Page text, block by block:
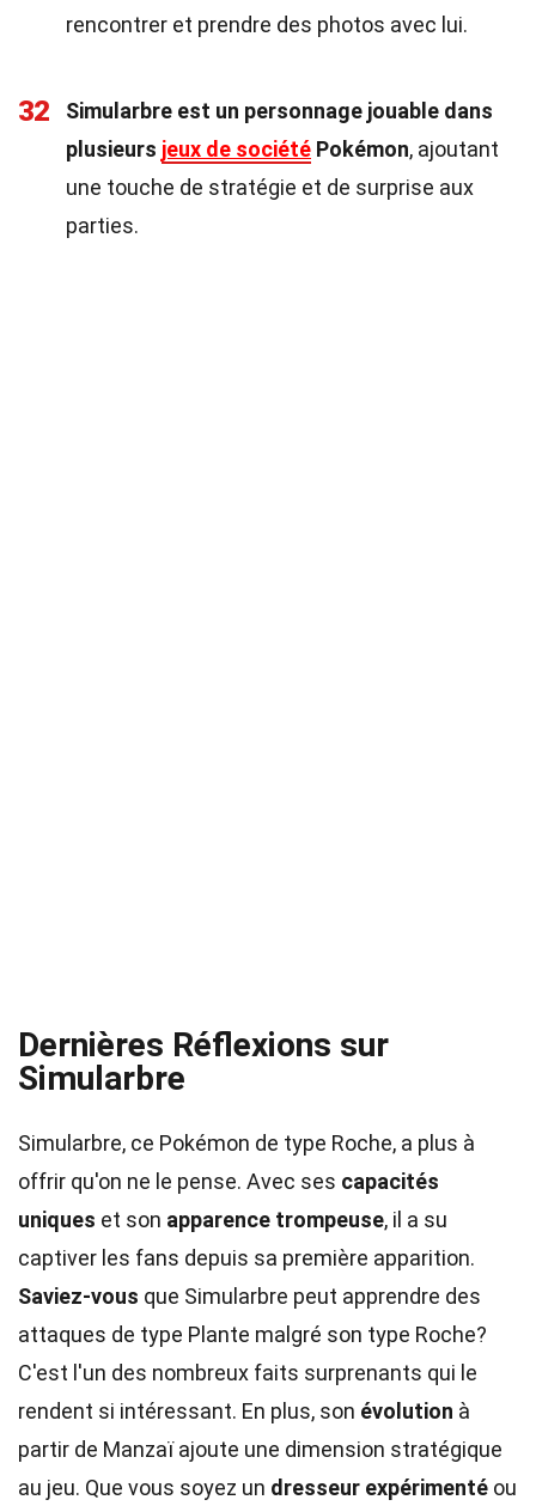
rencontrer et prendre des photos avec lui.
32
Simularbre est un personnage jouable dans
plusieurs jeux de société Pokémon, ajoutant
une touche de stratégie et de surprise aux
parties.
Dernières Réflexions sur
Simularbre
Simularbre, ce Pokémon de type Roche, a plus à
offrir qu'on ne le pense. Avec ses capacités
uniques et son apparence trompeuse, il a su
captiver les fans depuis sa première apparition.
Saviez-vous que Simularbre peut apprendre des
attaques de type Plante malgré son type Roche?
C'est l'un des nombreux faits surprenants qui le
rendent si intéressant. En plus, son évolution à
partir de Manzaï ajoute une dimension stratégique
au jeu. Que vous soyez un dresseur expérimenté ou